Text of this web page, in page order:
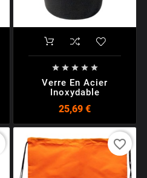
    
Verre En Acier
Inoxydable
25,69 €
favorite_border